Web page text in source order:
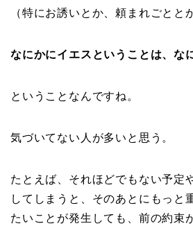
（特にお誘いとか、頼まれごとと
なにかにイエスということは、な
ということなんですね。
気づいてない人が多いと思う。
たとえば、それほどでもない予定
してしまうと、そのあとにもっと
たいことが発生しても、前の約束